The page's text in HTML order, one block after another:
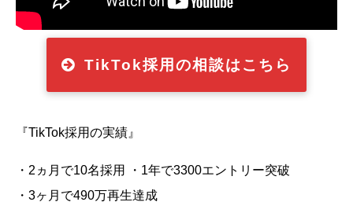
TikTok採用の相談はこちら
『TikTok採用の実績』
・2ヵ月で10名採用 ・1年で3300エントリー突破
・3ヶ月で490万再生達成